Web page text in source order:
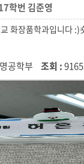
학번 김준영
공학부 조회 :9165